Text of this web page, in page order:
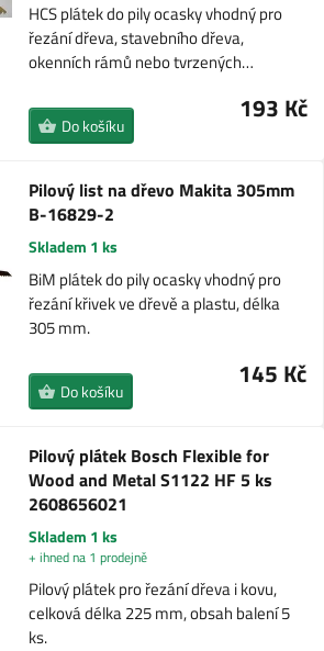
HCS plátek do pily ocasky vhodný pro
řezání dřeva, stavebního dřeva,
okenních rámů nebo tvrzených…
193 Kč
Do košíku
Pilový list na dřevo Makita 305mm
B-16829-2
Skladem 1 ks
BiM plátek do pily ocasky vhodný pro
řezání křivek ve dřevě a plastu, délka
305 mm.
145 Kč
Do košíku
Pilový plátek Bosch Flexible for
Wood and Metal S1122 HF 5 ks
2608656021
Skladem 1 ks
+ ihned na 1 prodejně
Pilový plátek pro řezání dřeva i kovu,
celková délka 225 mm, obsah balení 5
ks.